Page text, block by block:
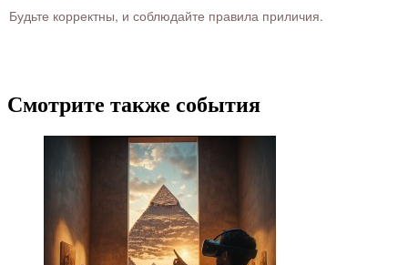
Будьте корректны, и соблюдайте правила приличия.
Смотрите также события